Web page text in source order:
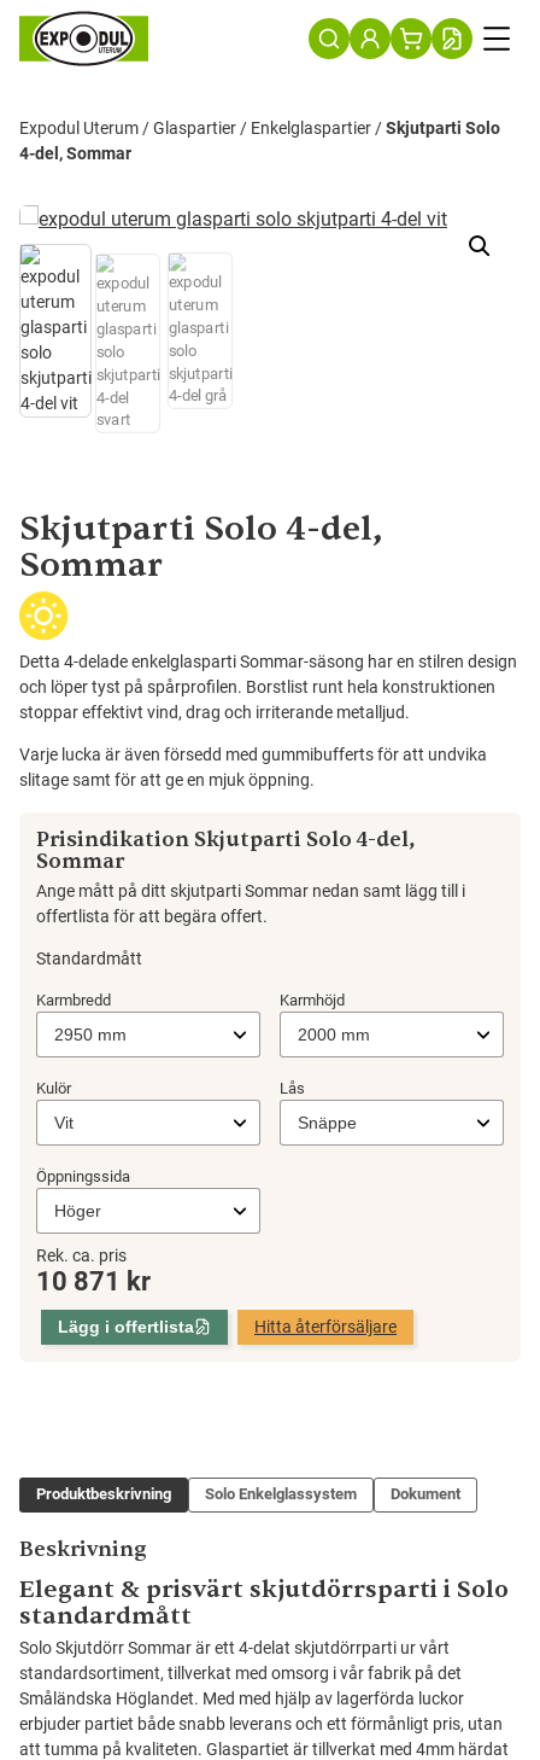
Expodul Uterum/Glaspartier/ Enkelglaspartier/Skjutparti Solo
4-del, Sommar
Skjutparti Solo 4-del,
Sommar
Detta 4-delade enkelglasparti Sommar-säsong har en stilren design
och löper tyst på spårprofilen. Borstlist runt hela konstruktionen
stoppar effektivt vind, drag och irriterande metalljud.
Varje lucka är även försedd med gummibufferts för att undvika
slitage samt för att ge en mjuk öppning.
Prisindikation Skjutparti Solo 4-del,
Sommar
Ange mått på ditt skjutparti Sommar nedan samt lägg till i
offertlista för att begära offert.
Standardmått
Karmbredd Karmhöjd
Kulör Lås
Öppningssida
Skjutparti
Solo
4-
del,
Rek. ca. pris
10 871 kr
Lägg i offertlista Hitta återförsäljare
Produktbeskrivning Solo Enkelglassystem Dokument
Beskrivning
Elegant & prisvärt skjutdörrsparti i Solo
standardmått
Solo Skjutdörr Sommar är ett 4-delat skjutdörrparti ur vårt
standardsortiment, tillverkat med omsorg i vår fabrik på det
Småländska Höglandet. Med med hjälp av lagerförda luckor
erbjuder partiet både snabb leverans och ett förmånligt pris, utan
att tumma på kvaliteten. Glaspartiet är tillverkat med 4mm härdat